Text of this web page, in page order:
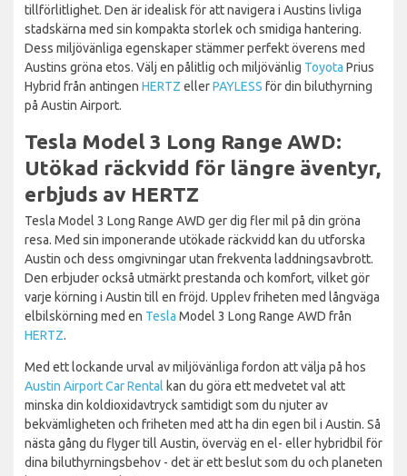
tillförlitlighet. Den är idealisk för att navigera i Austins livliga
stadskärna med sin kompakta storlek och smidiga hantering.
Dess miljövänliga egenskaper stämmer perfekt överens med
Austins gröna etos. Välj en pålitlig och miljövänlig Toyota Prius
Hybrid från antingen HERTZ ellerPAYLESS för din biluthyrning
på Austin Airport.
Tesla Model 3 Long Range AWD:
Utökad räckvidd för längre äventyr,
erbjuds av HERTZ
Tesla Model 3 Long Range AWD ger dig fler mil på din gröna
resa. Med sin imponerande utökade räckvidd kan du utforska
Austin och dess omgivningar utan frekventa laddningsavbrott.
Den erbjuder också utmärkt prestanda och komfort, vilket gör
varje körning i Austin till en fröjd. Upplev friheten med långväga
elbilskörning med en Tesla Model 3 Long Range AWD från
HERTZ.
Med ett lockande urval av miljövänliga fordon att välja på hos
Austin Airport Car Rental kan du göra ett medvetet val att
minska din koldioxidavtryck samtidigt som du njuter av
bekvämligheten och friheten med att ha din egen bil i Austin. Så
nästa gång du flyger till Austin, överväg en el- eller hybridbil för
dina biluthyrningsbehov - det är ett beslut som du och planeten